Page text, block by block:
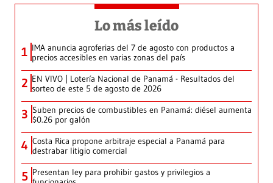
Lo más leído
1 IMA anuncia agroferias del 7 de agosto con productos a
precios accesibles en varias zonas del país
2 EN VIVO | Lotería Nacional de Panamá - Resultados del
sorteo de este 5 de agosto de 2026
3 Suben precios de combustibles en Panamá: diésel aumenta
$0.26 por galón
4 Costa Rica propone arbitraje especial a Panamá para
destrabar litigio comercial
5 Presentan ley para prohibir gastos y privilegios a